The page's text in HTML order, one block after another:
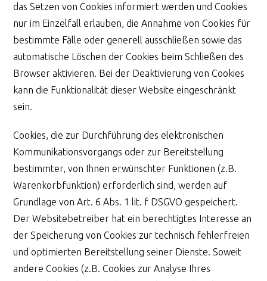
das Setzen von Cookies informiert werden und Cookies
nur im Einzelfall erlauben, die Annahme von Cookies für
bestimmte Fälle oder generell ausschließen sowie das
automatische Löschen der Cookies beim Schließen des
Browser aktivieren. Bei der Deaktivierung von Cookies
kann die Funktionalität dieser Website eingeschränkt
sein.
Cookies, die zur Durchführung des elektronischen
Kommunikationsvorgangs oder zur Bereitstellung
bestimmter, von Ihnen erwünschter Funktionen (z.B.
Warenkorbfunktion) erforderlich sind, werden auf
Grundlage von Art. 6 Abs. 1 lit. f DSGVO gespeichert.
Der Websitebetreiber hat ein berechtigtes Interesse an
der Speicherung von Cookies zur technisch fehlerfreien
und optimierten Bereitstellung seiner Dienste. Soweit
andere Cookies (z.B. Cookies zur Analyse Ihres